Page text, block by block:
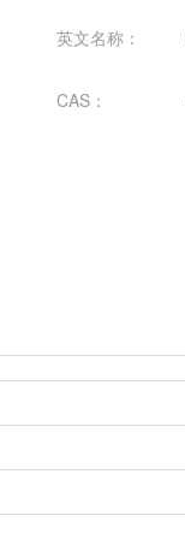
英文名称：
CAS：